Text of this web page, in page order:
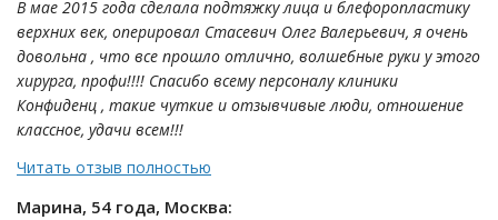
В мае 2015 года сделала подтяжку лица и блефоропластику
верхних век, оперировал Стасевич Олег Валерьевич, я очень
довольна , что все прошло отлично, волшебные руки у этого
хирурга, профи!!!! Спасибо всему персоналу клиники
Конфиденц , такие чуткие и отзывчивые люди, отношение
классное, удачи всем!!!
Читать отзыв полностью
Марина, 54 года, Москва: